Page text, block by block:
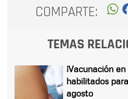
COMPARTE:
TEMAS
¡Vacunación
habilitados
agosto